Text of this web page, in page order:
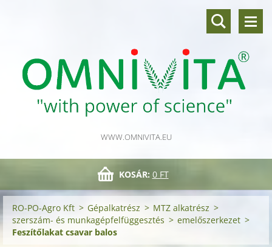
WWW.OMNIVITA.EU
KOSÁR: 0 FT
RO-PO-Agro Kft > Gépalkatrész > MTZ alkatrész >
szerszám- és munkagépfelfüggesztés > emelőszerkezet >
Feszítőlakat csavar balos